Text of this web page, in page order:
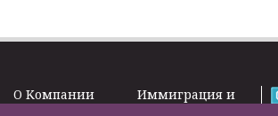
O Kомпании
Иммиграция и